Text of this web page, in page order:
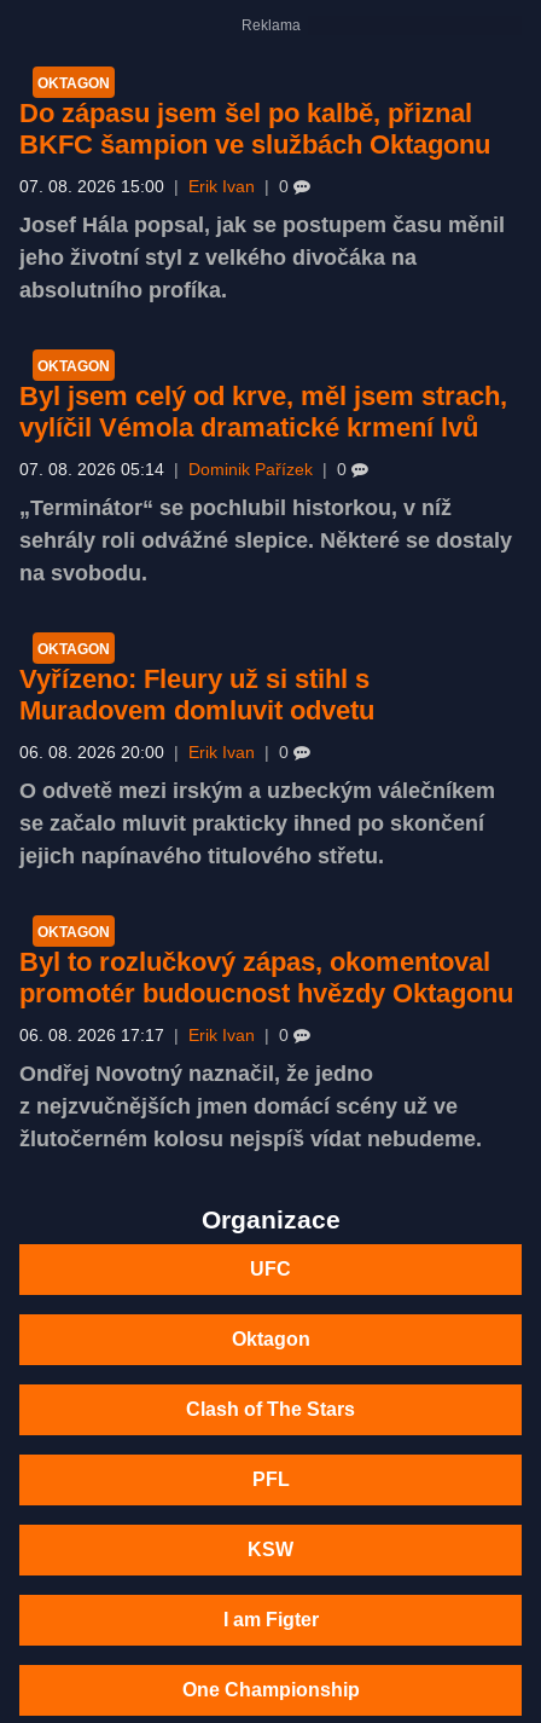
OKTAGON
Do zápasu jsem šel po kalbě, přiznal
BKFC šampion ve službách Oktagonu
07. 08. 2026 15:00 Erik Ivan 0
Josef Hála popsal, jak se postupem času měnil
jeho životní styl z velkého divočáka na
absolutního profíka.
OKTAGON
Byl jsem celý od krve, měl jsem strach,
vylíčil Vémola dramatické krmení lvů
07. 08. 2026 05:14 Dominik Pařízek 0
„Terminátor“ se pochlubil historkou, v níž
sehrály roli odvážné slepice. Některé se dostaly
na svobodu.
OKTAGON
Vyřízeno: Fleury už si stihl s
Muradovem domluvit odvetu
06. 08. 2026 20:00 Erik Ivan 0
O odvetě mezi irským a uzbeckým válečníkem
se začalo mluvit prakticky ihned po skončení
jejich napínavého titulového střetu.
OKTAGON
Byl to rozlučkový zápas, okomentoval
promotér budoucnost hvězdy Oktagonu
06. 08. 2026 17:17 Erik Ivan 0
Ondřej Novotný naznačil, že jedno
z nejzvučnějších jmen domácí scény už ve
žlutočerném kolosu nejspíš vídat nebudeme.
Organizace
UFC
Oktagon
Clash of The Stars
PFL
KSW
I am Figter
One Championship